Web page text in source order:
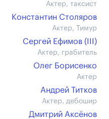
Актер, таксист
Константин Столяров
Актер, Тимур
Сергей Ефимов (III)
Актер, грабитель
Олег Борисенко
Актер
Андрей Титков
Актер, дебошир
Дмитрий Аксёнов